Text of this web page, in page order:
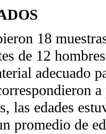
18
de 12
adecuado
las edades
promedio de